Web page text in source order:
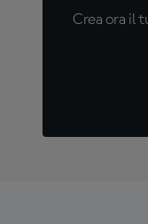
Crea ora il